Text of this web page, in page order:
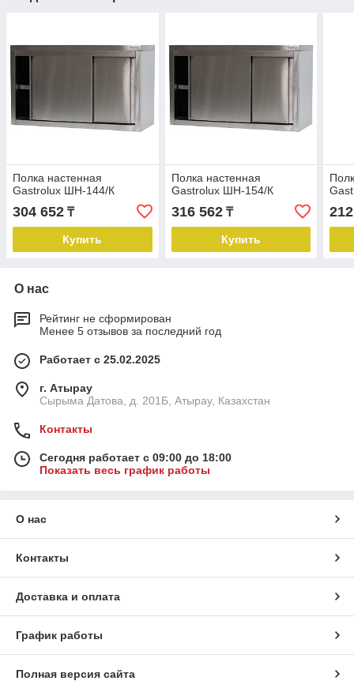
Полка настенная
Gastrolux ШН-144/К
304 652 ₸
Купить
Полка настенная
Gastrolux ШН-154/К
316 562₸
Купить
О нас
Рейтинг не сформирован
Менее 5 отзывов за последний год
Работает с 25.02.2025
г. Атырау
Сырыма Датова, д. 201Б, Атырау, Казахстан
Контакты
Сегодня работает с 09:00 до 18:00
Показать весь график работы
О нас
Контакты
Доставка и оплата
График работы
Полная версия сайта